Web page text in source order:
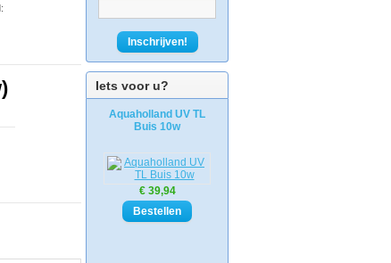
Inschrijven!
Iets voor u?
Aquaholland UV TL
Buis 10w
€ 39,94